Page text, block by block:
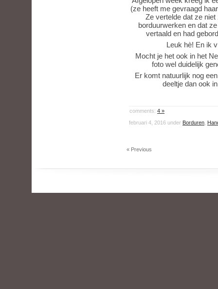
(ze heeft me gevraagd
Ze vertelde dat ze
borduurwerken en dat
vertaald en had
Leuk hè! En ik
Mocht je het ook in het
foto wel duidelijk
Er komt natuurlijk nog
deeltje dan ook
comments: 4 »
februari 4, 2016 under Borduren
« Previous